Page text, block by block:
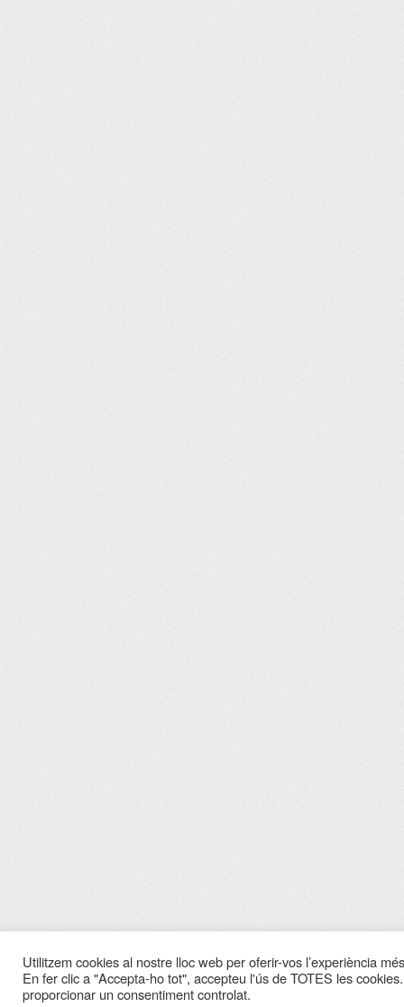
Utilitzem cookies al nostre lloc web per oferir-vos l’experiència
En fer clic a "Accepta-ho tot", accepteu l'ús de TOTES les
proporcionar un consentiment controlat.